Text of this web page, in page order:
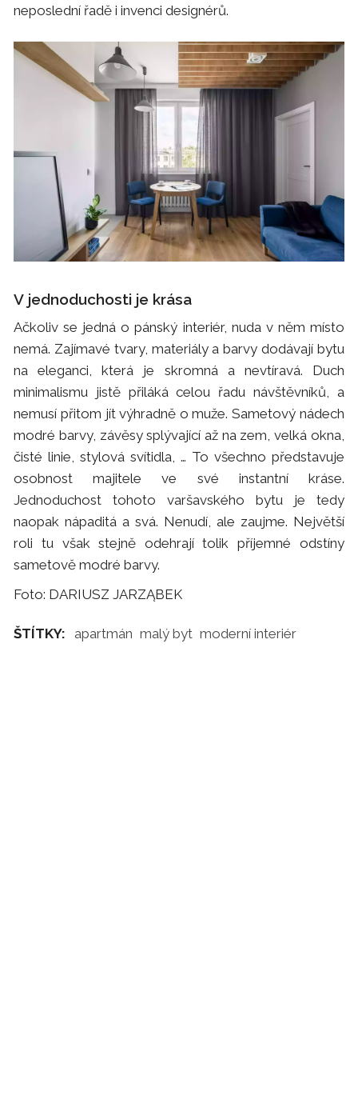
neposlední řadě i invenci designérů.
V jednoduchosti je krása
Ačkoliv se jedná o pánský interiér, nuda v něm místo
nemá. Zajímavé tvary, materiály a barvy dodávají bytu
na eleganci, která je skromná a nevtíravá. Duch
minimalismu jistě přiláká celou řadu návštěvníků, a
nemusí přitom jít výhradně o muže. Sametový nádech
modré barvy, závěsy splývající až na zem, velká okna,
čisté linie, stylová svítidla, … To všechno představuje
osobnost majitele ve své instantní kráse.
Jednoduchost tohoto varšavského bytu je tedy
naopak nápaditá a svá. Nenudí, ale zaujme. Největší
roli tu však stejně odehrají tolik příjemné odstíny
sametově modré barvy.
Foto: DARIUSZ JARZĄBEK
ŠTÍTKY: apartmán malý byt moderní interiér